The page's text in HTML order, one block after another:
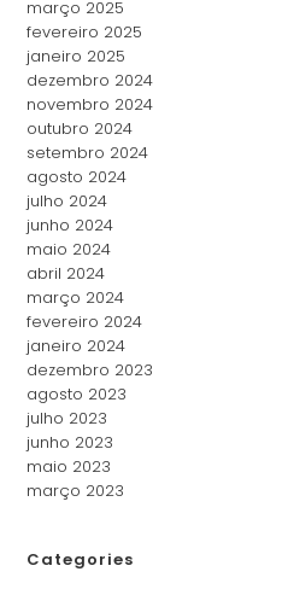
março 2025
fevereiro 2025
janeiro 2025
dezembro 2024
novembro 2024
outubro 2024
setembro 2024
agosto 2024
julho 2024
junho 2024
maio 2024
abril 2024
março 2024
fevereiro 2024
janeiro 2024
dezembro 2023
agosto 2023
julho 2023
junho 2023
maio 2023
março 2023
Categories